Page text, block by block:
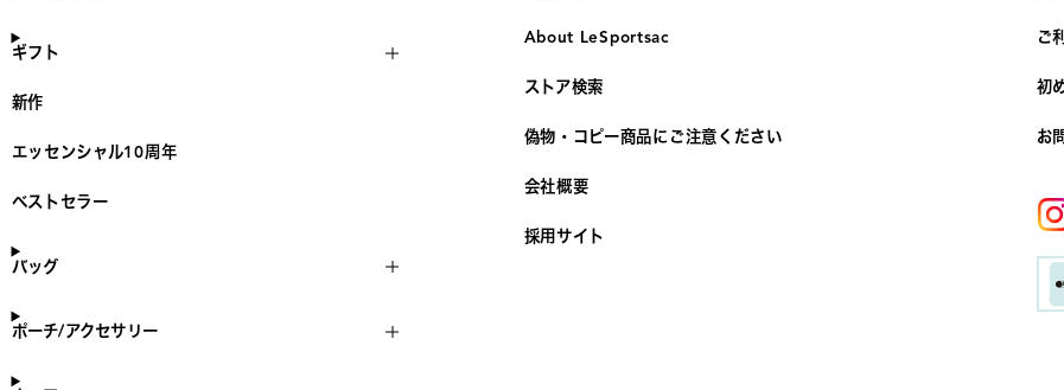
ギフト
新作
エッセンシャル10周年
ベストセラー
バッグ
ポーチ/アクセサリー
About LeSportsac
ストア検索
偽物・コピー商品にご注意ください
会社概要
採用サイト
ご
初
お